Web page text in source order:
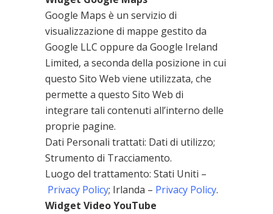
Google Maps è un servizio di
visualizzazione di mappe gestito da
Google LLC oppure da Google Ireland
Limited, a seconda della posizione in cui
questo Sito Web viene utilizzata, che
permette a questo Sito Web di
integrare tali contenuti all’interno delle
proprie pagine.
Dati Personali trattati: Dati di utilizzo;
Strumento di Tracciamento.
Luogo del trattamento: Stati Uniti –
Privacy Policy; Irlanda – Privacy Policy.
Widget Video YouTube